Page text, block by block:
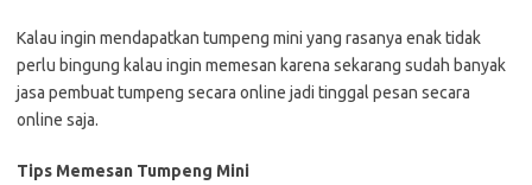
Kalau ingin mendapatkan tumpeng mini yang rasanya enak tidak
perlu bingung kalau ingin memesan karena sekarang sudah banyak
jasa pembuat tumpeng secara online jadi tinggal pesan secara
online saja.
Tips Memesan Tumpeng Mini